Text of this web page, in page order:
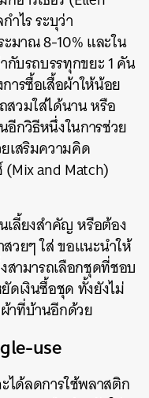
ำไร ระบุว่า
มาณ 8-10% และใน
กับรถบรรทุกขยะ 1 คัน
ารซื้อเสื้อผ้าให้น้อย
วมใส่ได้นาน หรือ
อีกวิธีหนึ่งในการช่วย
เสริมความคิด
and Match)
เลี้ยงสำคัญ หรือต้อง
วยๆ ใส่ ขอแนะนำให้
สามารถเลือกชุดที่ชอบ
ดเงินซื้อชุด ทั้งยังไม่
าที่บ้านอีกด้วย
use
ด้ลดการใช้พลาสติก
EMAIL